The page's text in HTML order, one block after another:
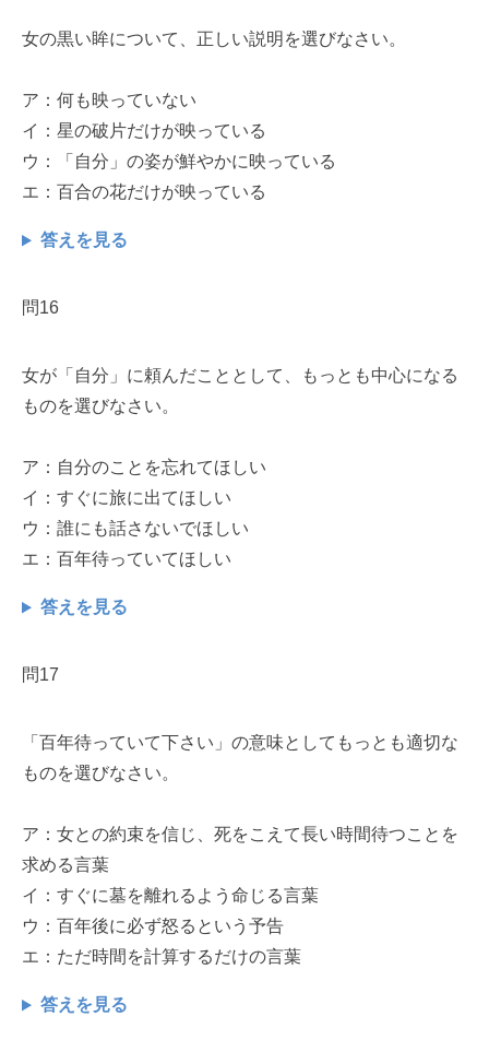
女の黒い眸について、正しい説明を選びなさい。
ア：何も映っていない
イ：星の破片だけが映っている
ウ：「自分」の姿が鮮やかに映っている
エ：百合の花だけが映っている
答えを見る
問16
女が「自分」に頼んだこととして、もっとも中心になる
ものを選びなさい。
ア：自分のことを忘れてほしい
イ：すぐに旅に出てほしい
ウ：誰にも話さないでほしい
エ：百年待っていてほしい
答えを見る
問17
「百年待っていて下さい」の意味としてもっとも適切な
ものを選びなさい。
ア：女との約束を信じ、死をこえて長い時間待つことを
求める言葉
イ：すぐに墓を離れるよう命じる言葉
ウ：百年後に必ず怒るという予告
エ：ただ時間を計算するだけの言葉
答えを見る